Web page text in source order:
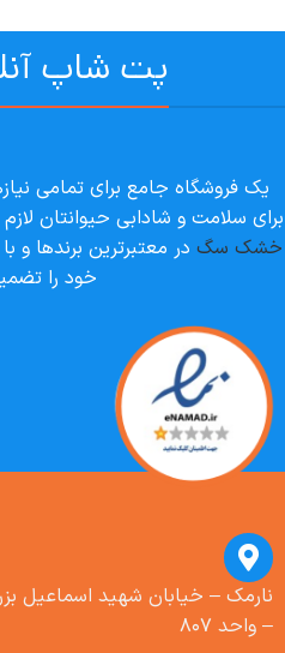
پت شاپ
یک فروشگاه جامع برای تمامی
برای سلامت و شادابی حیوانتان
خشک سگ در معتبرترین برندها و
خود را
– واحد ۸۰۷